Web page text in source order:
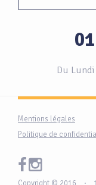
Du
Mentions légales
Politique de